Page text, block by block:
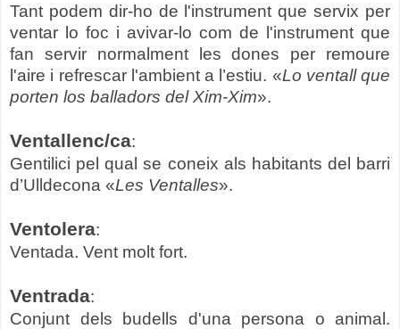
Tant podem dir-ho de l'instrument que servix per
ventar lo foc i avivar-lo com de l'instrument que
fan servir normalment les dones per remoure
l'aire i refrescar l'ambient a l’estiu. «Lo ventall que
porten los balladors del Xim-Xim».
Ventallenc/ca:
Gentilici pel qual se coneix als habitants del barri
d’Ulldecona «Les Ventalles».
Ventolera:
Ventada. Vent molt fort.
Ventrada:
Conjunt dels budells d'una persona o animal.